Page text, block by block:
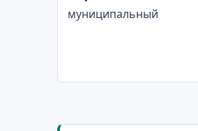
муниципальный